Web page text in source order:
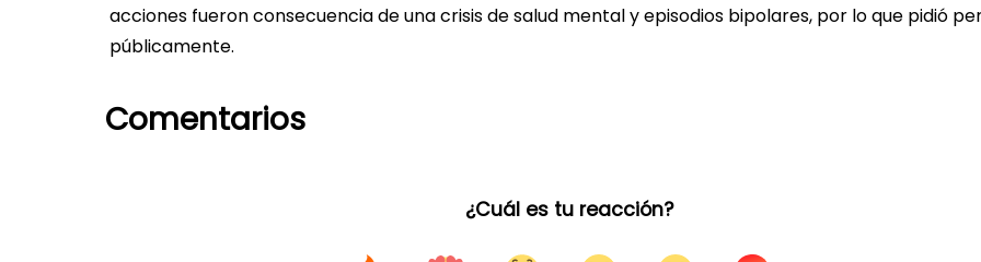
acciones fueron consecuencia de una crisis de salud mental y episodios bipolares, por lo que pidió
públicamente.
Comentarios